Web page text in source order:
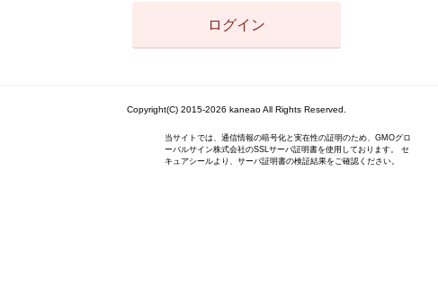
Copyright(C) 2015-2026 kaneao All Rights Reserved.
当サイトでは、通信情報の暗号化と実在性の証明のため、GMOグロ
ーバルサイン株式会社のSSLサーバ証明書を使用しております。 セ
キュアシールより、サーバ証明書の検証結果をご確認ください。